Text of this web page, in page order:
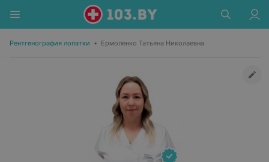
Рентгенография лопатки • Ермоленко Татьяна Николаевна